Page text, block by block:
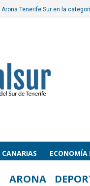
Tenerife Sur en la
CANARIAS ECONOMÍA
ARONA